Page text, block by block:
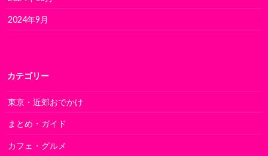
2024年9月
カテゴリー
東京・近郊おでかけ
まとめ・ガイド
カフェ・グルメ